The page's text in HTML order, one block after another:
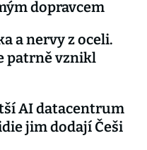
dopravcem
a nervy z oceli.
patrně vznikl
AI datacentrum
jim dodají Češi